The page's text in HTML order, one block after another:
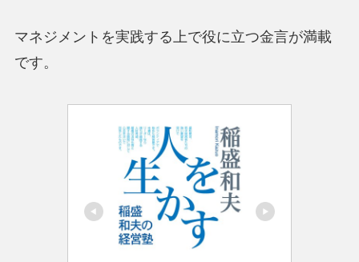
マネジメントを実践する上で役に立つ金言が満載
です。